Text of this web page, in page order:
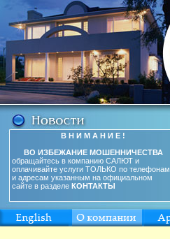
В Н И М А Н И Е !
ВО ИЗБЕЖАНИЕ МОШЕННИЧЕСТВА
обращайтесь в компанию САЛЮТ и
оплачивайте услуги ТОЛЬКО по телефонам
и адресам указанным на официальном
сайте в разделе КОНТАКТЫ